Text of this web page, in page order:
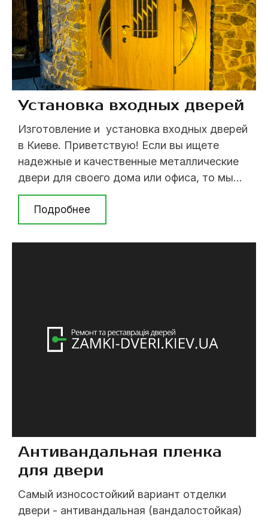
Установка входных дверей
Изготовление и установка входных дверей
в Киеве. Приветствую! Если вы ищете
надежные и качественные металлические
двери для своего дома или офиса, то мы
готовы предложить вам лучшее решение -
изготовление металлических дверей на
заказ от профессионалов! Мы занимаемся
производством металлических дверей уже
Подробнее
Антивандальная пленка
для двери
Самый износостойкий вариант отделки
двери - антивандальная (вандалостойкая)